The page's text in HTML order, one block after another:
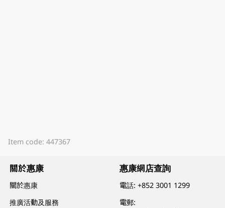
Item code: 447367
關於惠康
關於惠康
推廣活動及服務
惠康網店查詢
電話:+852 3001 1299
電郵: